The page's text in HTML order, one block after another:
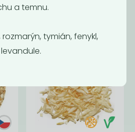
599
a temnu.
tymián, fenykl,